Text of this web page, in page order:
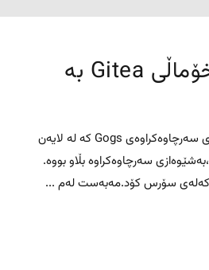
دامەزراندنی ڕاژەی خۆماڵی Gitea بە
پێشەکی : Gitea ، ڕوونووسێکی پرۆژەی سەرچاوەکراوەی Gogs کە لە لایەن
چەند گەشەپێدەر بە مۆڵەتدانی MIT ،بەشێوەازی سەرچاوەکراوە بڵاو بووە.